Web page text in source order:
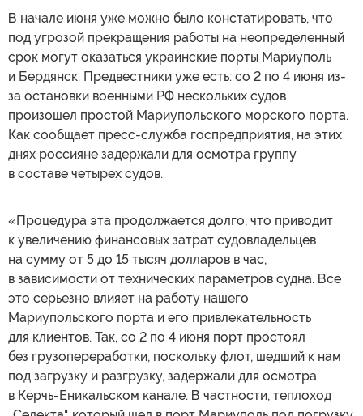
В начале июня уже можно было констатировать, что
под угрозой прекращения работы на неопределенный
срок могут оказаться украинские порты Мариуполь
и Бердянск. Предвестники уже есть: со 2 по 4 июня из-
за остановки военными РФ нескольких судов
произошел простой Мариупольского морского порта.
Как сообщает пресс-служба госпредприятия, на этих
днях россияне задержали для осмотра группу
в составе четырех судов.
«Процедура эта продолжается долго, что приводит
к увеличению финансовых затрат судовладельцев
на сумму от 5 до 15 тысяч долларов в час,
в зависимости от технических параметров судна. Все
это серьезно влияет на работу нашего
Мариупольского порта и его привлекательность
для клиентов. Так, со 2 по 4 июня порт простоял
без грузопереработки, поскольку флот, шедший к нам
под загрузку и разгрузку, задержали для осмотра
в Керчь-Еникальском канале. В частности, теплоход